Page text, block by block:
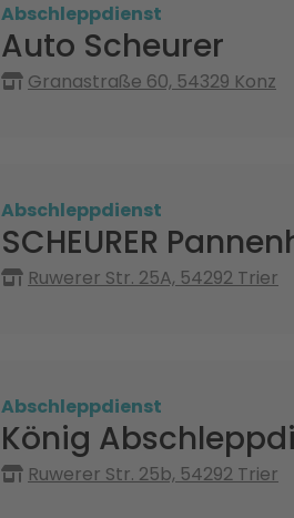
Abschleppdienst
Auto Scheurer
Granastraße 60, 54329 Konz
Abschleppdienst
SCHEURER
Ruwerer Str. 25A, 54292 Trier
Abschleppdienst
König
Ruwerer Str. 25b, 54292 Trier